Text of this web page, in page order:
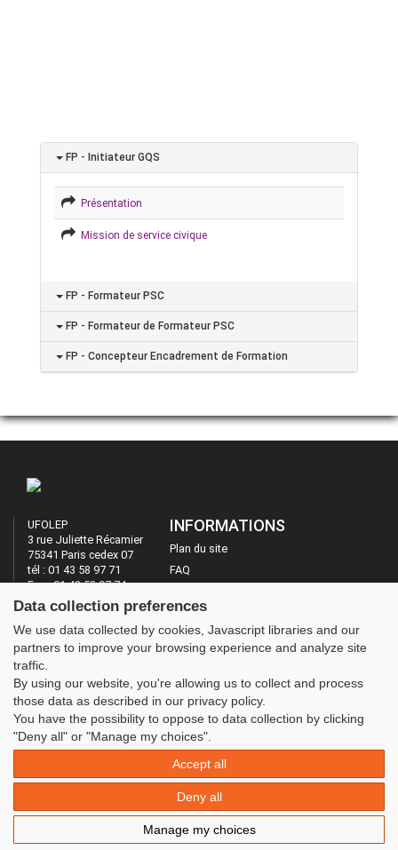
FP - Initiateur GQS
Présentation
Mission de service civique
FP - Formateur PSC
FP - Formateur de Formateur PSC
FP - Concepteur Encadrement de Formation
UFOLEP
3 rue Juliette Récamier
75341 Paris cedex 07
tél : 01 43 58 97 71
Fax : 01 43 58 97 74
INFORMATIONS
Plan du site
FAQ
Administration
LES SITES DE L'UFOLEP
Guide Asso
Communication Asso
Inscriptions évènements
© 2020 UFOLEP . All rights reserved | Design by
Data collection preferences
We use data collected by cookies, Javascript libraries and our
partners to improve your browsing experience and analyze site
traffic.
By using our website, you're allowing us to collect and process
those data as described in our privacy policy.
You have the possibility to oppose to data collection by clicking
"Deny all" or "Manage my choices".
Accept all
Deny all
Manage my choices